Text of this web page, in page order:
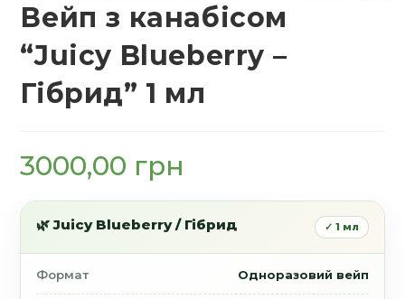
Вейп з канабісом
“Juicy Blueberry –
Гібрид” 1 мл
3000,00 грн
🌿 Juicy Blueberry / Гібрид ✓ 1 мл
Формат Одноразовий вейп